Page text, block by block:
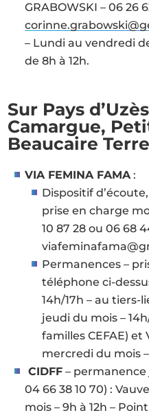
GRABOWSKI – 06 26
– Lundi au vendredi
de 8h à 12h.
Sur Pays
Camargue,
Beaucaire
VIA FEMINA FAMA:
Dispositif
prise en charge
10 87 28 ou 06 68
Permanences –
téléphone ci-
14h/17h – au tiers-
jeudi du mois –
familles CEFAE) et
mercredi du mois
CIDFF – permanence
04 66 38 10 70) :
mois – 9h à 12h –